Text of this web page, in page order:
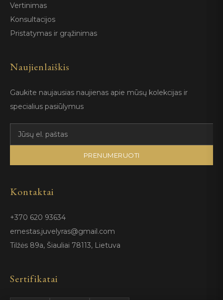
Vertinimas
Konsultacijos
Pristatymas ir grąžinimas
Naujienlaiškis
Gaukite naujausias naujienas apie mūsų kolekcijas ir
specialius pasiūlymus
PRENUMERUOTI
Kontaktai
+370 620 93634
ernestas.juvelyras@gmail.com
Tilžės 89a, Šiauliai 78113, Lietuva
Sertifikatai